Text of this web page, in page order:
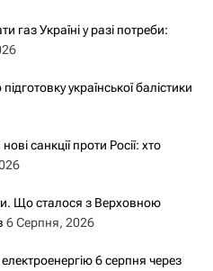
газ Україні у разі потреби:
української балістики
санкції проти Росії: хто
Що сталося з Верховною
6 Серпня, 2026
6 серпня через